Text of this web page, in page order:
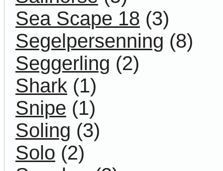
Sea Scape 18 (3)
Segelpersenning (8)
Seggerling (2)
Shark (1)
Snipe (1)
Soling (3)
Solo (2)